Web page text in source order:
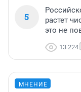
5
растет
это не
13 224
МНЕНИЕ